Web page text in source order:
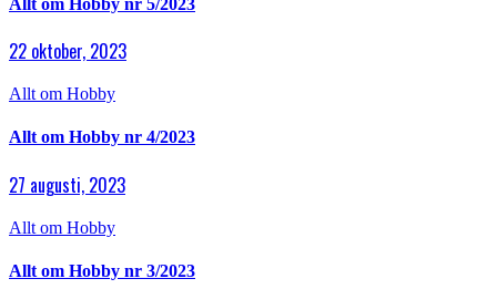
22 oktober, 2023
Allt om Hobby
Allt om Hobby nr 4/2023
27 augusti, 2023
Allt om Hobby
Allt om Hobby nr 3/2023